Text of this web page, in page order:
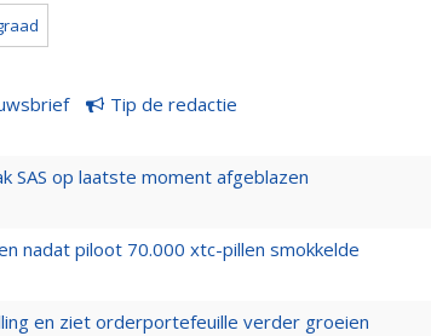
Tip de redactie
SAS op laatste moment afgeblazen
nadat piloot 70.000 xtc-pillen smokkelde
en ziet orderportefeuille verder groeien